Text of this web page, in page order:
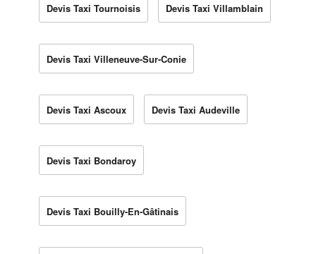
Devis Taxi Tournoisis Devis Taxi Villamblain
Devis Taxi Villeneuve-Sur-Conie
Devis Taxi Ascoux Devis Taxi Audeville
Devis Taxi Bondaroy
Devis Taxi Bouilly-En-Gâtinais